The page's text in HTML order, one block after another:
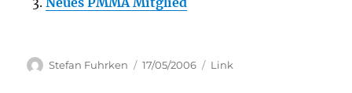
Author
Stefan Fuhrken
Posted
17/05/2006 Categories
Link